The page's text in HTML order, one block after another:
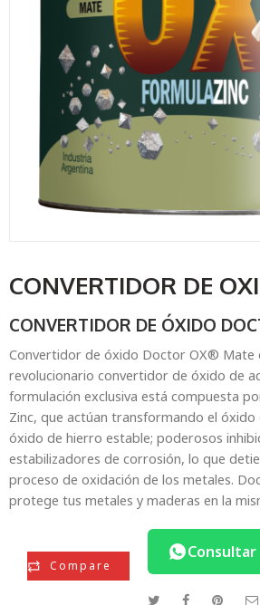
CONVERTIDOR DE
CONVERTIDOR DE ÓXIDO
Convertidor de óxido Doctor OX® Mate
revolucionario convertidor de óxido de
formulación exclusiva está compuesta
Zinc, que actúan transformando el
óxido de hierro estable; poderosos
estabilizadores de corrosión, lo que
proceso de oxidación de los metales.
protege tus metales y maderas en la
Compare